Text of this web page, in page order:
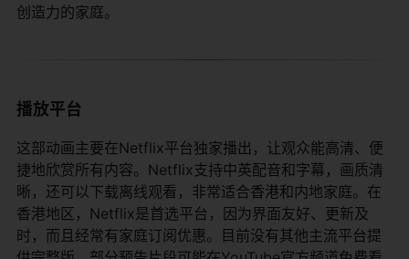
创造力的家庭。
播放平台
这部动画主要在Netflix平台独家播出，让观众能高清、便
捷地欣赏所有内容。Netflix支持中英配音和字幕，画质清
晰，还可以下载离线观看，非常适合香港和内地家庭。在
香港地区，Netflix是首选平台，因为界面友好、更新及
时，而且经常有家庭订阅优惠。目前没有其他主流平台提